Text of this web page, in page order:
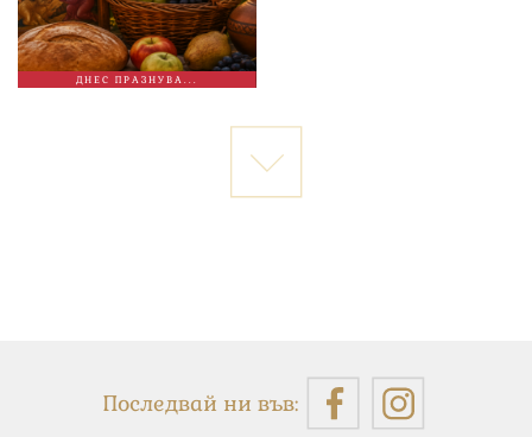
ДНЕС ПРАЗНУВА...
Последвай ни във: